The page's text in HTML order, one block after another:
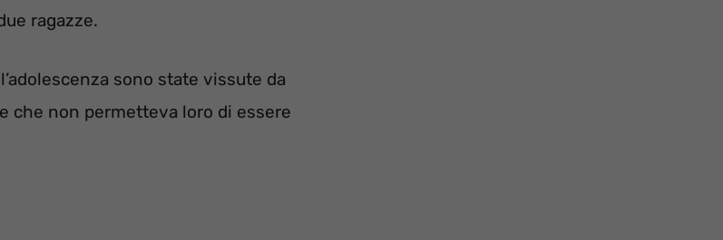
ragazze.
sono state vissute da
che non permetteva loro di essere